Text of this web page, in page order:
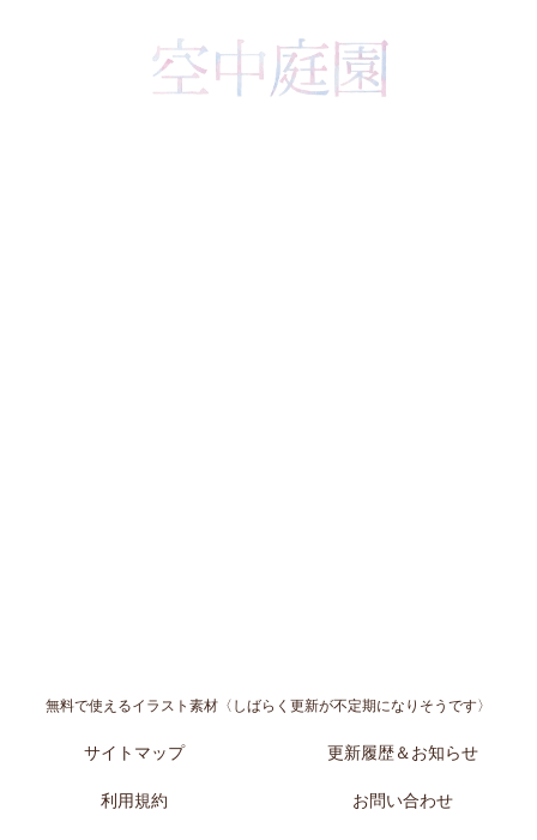
無料で使えるイラスト素材〈しばらく更新が不定期になりそうです〉
サイトマップ 更新履歴＆お知らせ
利用規約 お問い合わせ